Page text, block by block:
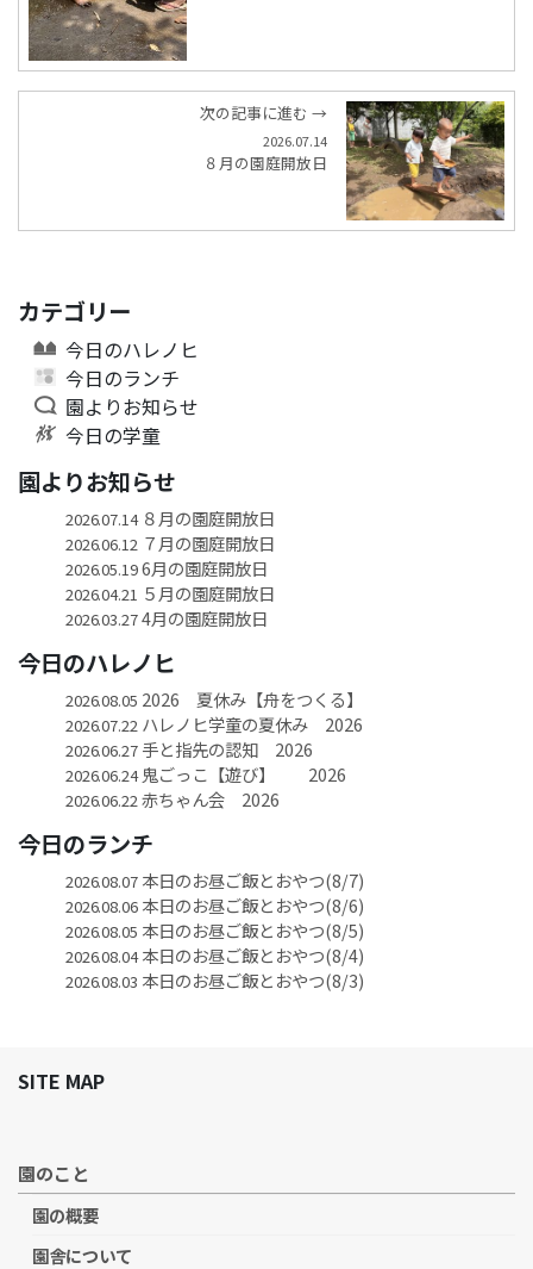
次の記事に進む →
2026.07.14
８月の園庭開放日
カテゴリー
今日のハレノヒ
今日のランチ
園よりお知らせ
今日の学童
園よりお知らせ
2026.07.14８月の園庭開放日
2026.06.12７月の園庭開放日
2026.05.196月の園庭開放日
2026.04.21 ５月の園庭開放日
2026.03.274月の園庭開放日
今日のハレノヒ
2026.08.05 2026 夏休み【舟をつくる】
2026.07.22ハレノヒ学童の夏休み 2026
2026.06.27手と指先の認知 2026
2026.06.24鬼ごっこ【遊び】 2026
2026.06.22赤ちゃん会 2026
今日のランチ
2026.08.07本日のお昼ご飯とおやつ(8/7)
2026.08.06本日のお昼ご飯とおやつ(8/6)
2026.08.05 本日のお昼ご飯とおやつ(8/5)
2026.08.04本日のお昼ご飯とおやつ(8/4)
2026.08.03 本日のお昼ご飯とおやつ(8/3)
SITE MAP
園のこと
園の概要
園舎について